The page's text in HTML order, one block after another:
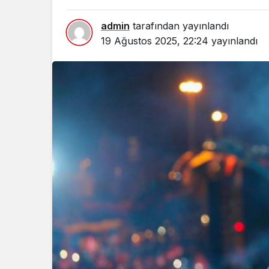
admin tarafından yayınlandı
19 Ağustos 2025, 22:24 yayınlandı